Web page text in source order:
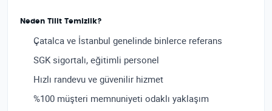
Neden Tilit Temizlik?
Çatalca ve İstanbul genelinde binlerce referans
SGK sigortalı, eğitimli personel
Hızlı randevu ve güvenilir hizmet
%100 müşteri memnuniyeti odaklı yaklaşım